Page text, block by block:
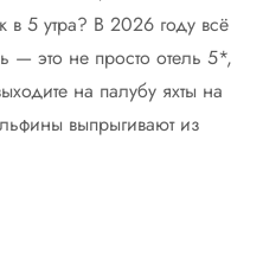
в 5 утра? В 2026 году всё
— это не просто отель 5*,
на палубу яхты на
выпрыгивают из